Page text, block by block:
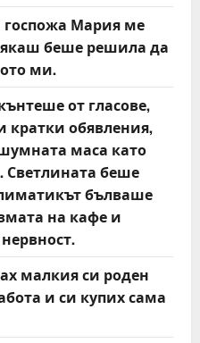
Мария ме
беше решила да
ми.
от гласове,
кратки обявления,
маса като
беше
бълваше
на кафе и
малкия си роден
и си купих сама